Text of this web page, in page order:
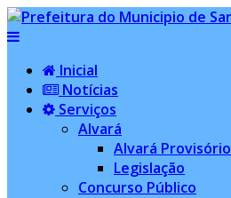
Inicial
Notícias
Serviços
Alvará
Alvará Provisório
Legislação
Concurso Público